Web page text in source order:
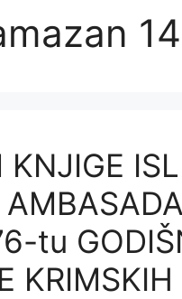
KNJIGE
tu
KRIMSKIH